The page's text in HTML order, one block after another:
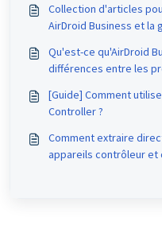
Collection d'articles
AirDroid Business et la
Qu'est-ce qu'AirDroid
différences entre les
[Guide] Comment
Controller ?
Comment extraire
appareils contrôleur et